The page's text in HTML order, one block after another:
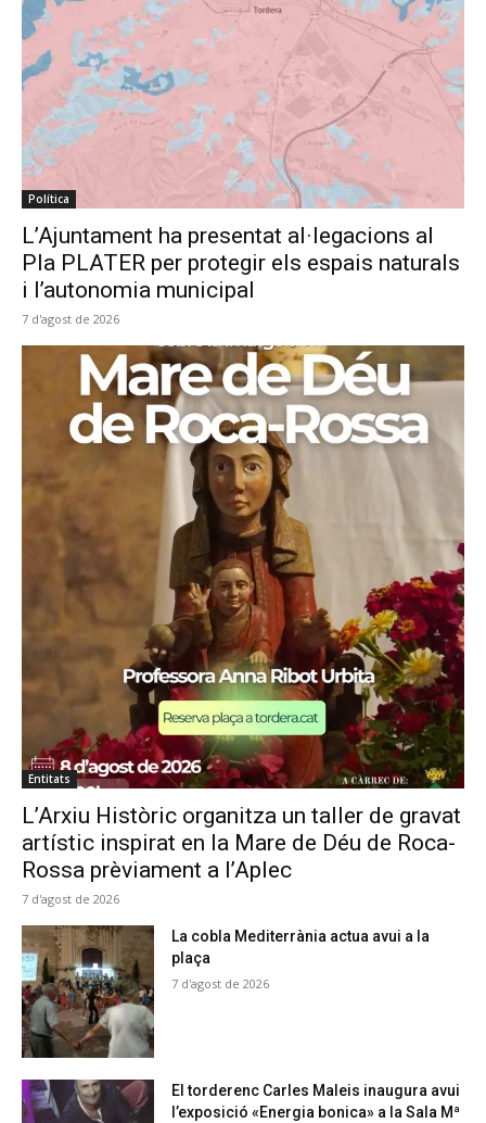
Política
L’Ajuntament ha presentat al·legacions al
Pla PLATER per protegir els espais naturals
i l’autonomia municipal
7 d'agost de 2026
Entitats
L’Arxiu Històric organitza un taller de gravat
artístic inspirat en la Mare de Déu de Roca-
Rossa prèviament a l’Aplec
7 d'agost de 2026
La cobla Mediterrània actua avui a la
plaça
7 d'agost de 2026
El torderenc Carles Maleis inaugura avui
l’exposició «Energia bonica» a la Sala Mª